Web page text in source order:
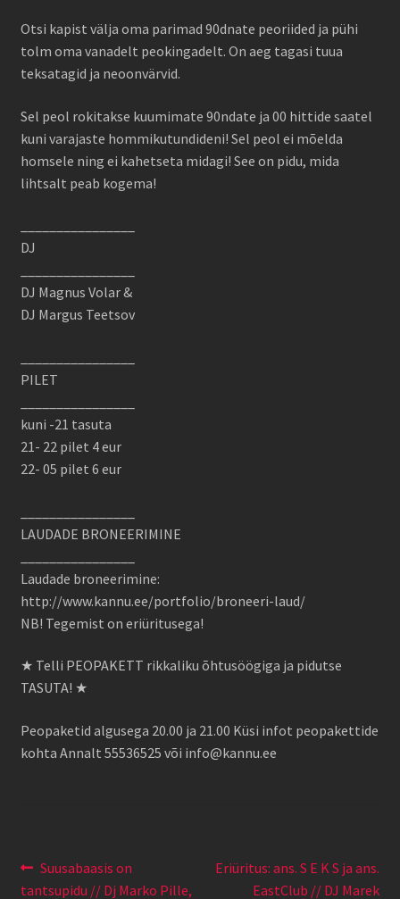
Otsi kapist välja oma parimad 90dnate peoriided ja pühi
tolm oma vanadelt peokingadelt. On aeg tagasi tuua
teksatagid ja neoonvärvid.
Sel peol rokitakse kuumimate 90ndate ja 00 hittide saatel
kuni varajaste hommikutundideni! Sel peol ei mõelda
homsele ning ei kahetseta midagi! See on pidu, mida
lihtsalt peab kogema!
DJ
DJ Magnus Volar &
DJ Margus Teetsov
PILET
kuni -21 tasuta
21- 22 pilet 4 eur
22- 05 pilet 6 eur
LAUDADE BRONEERIMINE
Laudade broneerimine:
http://www.kannu.ee/portfolio/broneeri-laud/
NB! Tegemist on eriüritusega!
★ Telli PEOPAKETT rikkaliku õhtusöögiga ja pidutse
TASUTA! ★
Peopaketid algusega 20.00 ja 21.00 Küsi infot peopakettide
kohta Annalt 55536525 või info@kannu.ee
Navigeerimine
Eelmine
postitus:
Suusabaasis on
tantsupidu // Dj Marko Pille,
Järgmine
postitus:
Eriüritus: ans. S E K S ja ans.
EastClub // DJ Marek